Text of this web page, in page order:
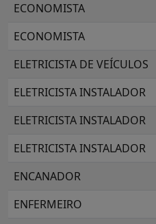
ECONOMISTA
ECONOMISTA
ELETRICISTA DE VEÍCULOS
ELETRICISTA INSTALADOR
ELETRICISTA INSTALADOR
ELETRICISTA INSTALADOR
ENCANADOR
ENFERMEIRO